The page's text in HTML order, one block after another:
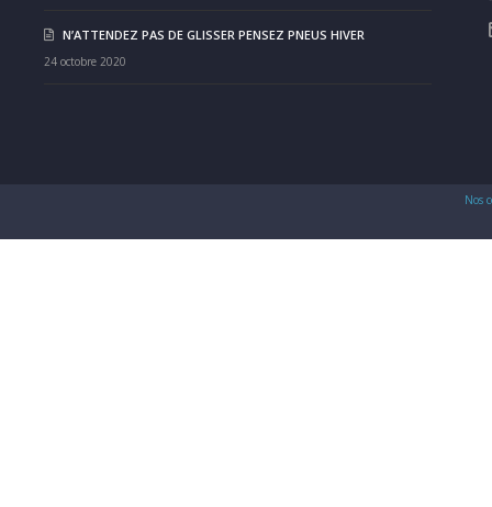
N’ATTENDEZ PAS DE GLISSER PENSEZ PNEUS HIVER
24 octobre 2020
Nos